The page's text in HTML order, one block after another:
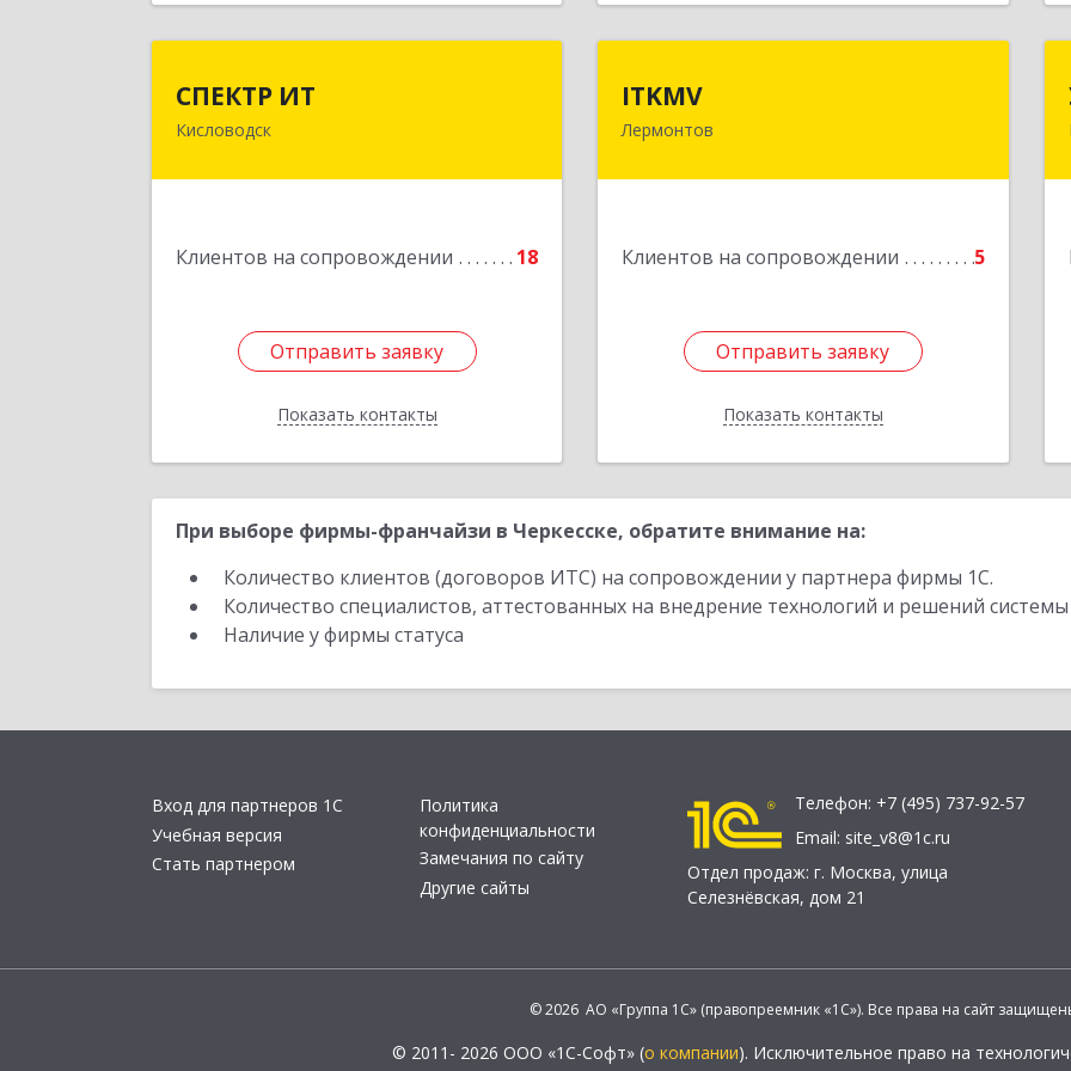
СПЕКТР ИТ
Кисловодск
Клиентов на сопровождении 18
Отправить заявку
Показать контакты
357736, Ставропольский край,
Подробнее
Отправить заявку
Назад
ITKMV
Лермонтов
Клиентов на сопровождении 5
Отправить заявку
Показать контакты
Отправить заявку
Назад
При выборе фирмы-франчайзи в Черкесске, обратите внимание на:
Количество клиентов (договоров ИТС) на сопровождении у партнера фирмы 1С.
Количество специалистов, аттестованных на внедрение технологий и решений
Наличие у фирмы статуса
Вход для партнеров 1С
Учебная версия
Стать партнером
Политика
конфиденциальности
Замечания по сайту
Другие сайты
Телефон: +7 (495) 737-92-57
Email: site_v8@1c.ru
Отдел продаж: г. Москва, улица
Селезнёвская, дом 21
© 2026 АО «Группа 1С» (правопреемник «1С»). Все права на сайт
© 2011- 2026 ООО «1С-Софт» (о компании). Исключительное право на